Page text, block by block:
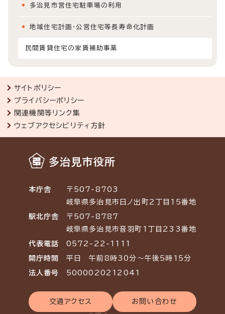
多治見市営住宅駐車場の利用
地域住宅計画・公営住宅等長寿命化計画
民間賃貸住宅の家賃補助事業
サイトポリシー
プライバシーポリシー
関連機関等リンク集
ウェブアクセシビリティ方針
多治見市役所
本庁舎
〒507-8703
岐阜県多治見市日ノ出町2丁目15番地
駅北庁舎
〒507-8787
岐阜県多治見市音羽町1丁目233番地
代表電話 0572-22-1111
開庁時間 平日 午前8時30分～午後5時15分
法人番号 5000020212041
交通アクセス お問い合わせ